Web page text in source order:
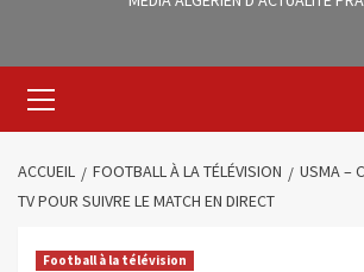
ACCUEIL FOOTBALL À LA TÉLÉVISION
USMA –
TV POUR SUIVRE LE MATCH EN DIRECT
Football à la télévision